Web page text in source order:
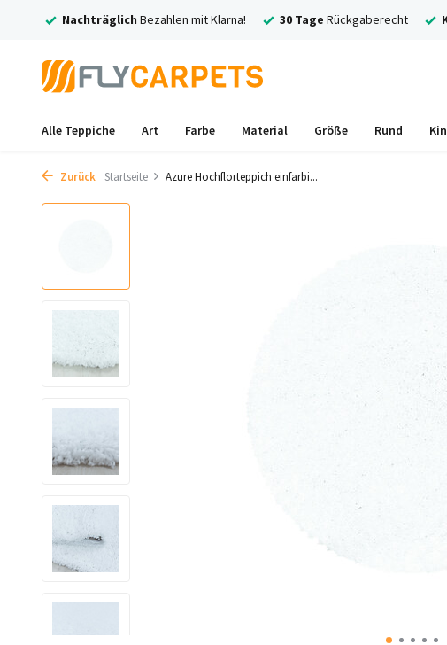
Nachträglich Bezahlen mit Klarna! 30 Tage Rückgaberecht
Alle Teppiche Art Farbe Material Größe Rund
Zurück Startseite Azure Hochflorteppich einfarbi...